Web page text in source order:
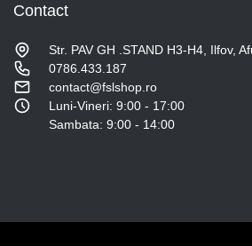
Contact
Str. PAV GH .STAND H3-H4, Ilfov,
0786.433.187
contact@fslshop.ro
Luni-Vineri: 9:00 - 17:00
Sambata: 9:00 - 14:00